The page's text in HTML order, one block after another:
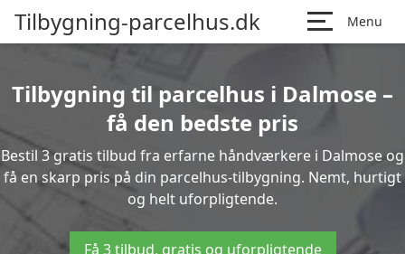
Tilbygning-parcelhus.dk Menu
Tilbygning til parcelhus i Dalmose –
få den bedste pris
Bestil 3 gratis tilbud fra erfarne håndværkere i Dalmose og
få en skarp pris på din parcelhus-tilbygning. Nemt, hurtigt
og helt uforpligtende.
Få 3 tilbud, gratis og uforpligtende